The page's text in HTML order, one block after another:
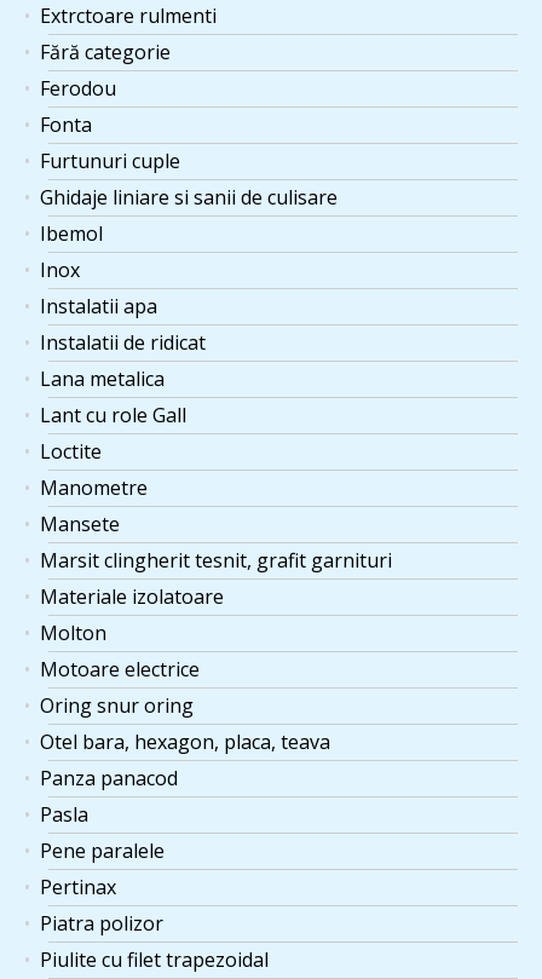
Extrctoare rulmenti
Fără categorie
Ferodou
Fonta
Furtunuri cuple
Ghidaje liniare si sanii de culisare
Ibemol
Inox
Instalatii apa
Instalatii de ridicat
Lana metalica
Lant cu role Gall
Loctite
Manometre
Mansete
Marsit clingherit tesnit, grafit garnituri
Materiale izolatoare
Molton
Motoare electrice
Oring snur oring
Otel bara, hexagon, placa, teava
Panza panacod
Pasla
Pene paralele
Pertinax
Piatra polizor
Piulite cu filet trapezoidal